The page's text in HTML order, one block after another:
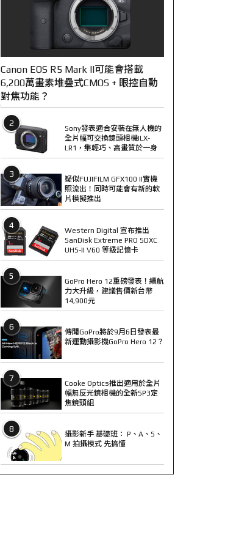
Canon EOS R5 Mark II可能會搭載
6,200萬畫素堆疊式CMOS + 眼控自動
對焦功能？
2
Sony發表適合安裝在無人機的
全片幅可交換鏡頭相機ILX-
LR1，集輕巧、高畫質於一身
3
疑似FUJIFILM GFX100 II實機
照流出！同時可能會有新的軟
片模擬推出
4
Western Digital 宣布推出
SanDisk Extreme PRO SDXC
UHS-II V60 等級記憶卡
5
GoPro Hero 12重磅發表！續航
力大升級，建議售價新台幣
14,900元
6
傳聞GoPro將於9月6日發表最
新運動攝影機GoPro Hero 12？
7
Cooke Optics推出適用於全片
幅無反光鏡相機的全新SP3定
焦鏡頭組
8
攝影新手 基礎班： P、A、S、
M 拍攝模式 先搞懂